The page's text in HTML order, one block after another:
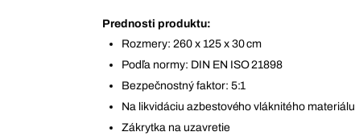
Prednosti produktu:
Rozmery: 260 x 125 x 30 cm
Podľa normy: DIN EN ISO 21898
Bezpečnostný faktor: 5:1
Na likvidáciu azbestového vláknitého materiálu
Zákrytka na uzavretie